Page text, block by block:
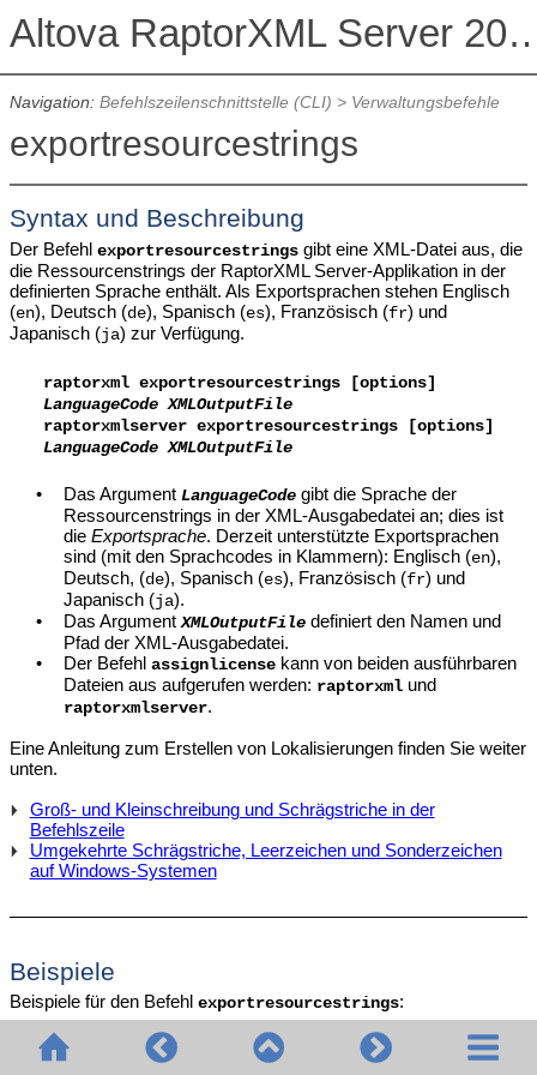
Altova
Navigation: Befehlszeilenschnittstelle (CLI) > Verwaltungsbefehle
exportresourcestrings
Syntax und Beschreibung
Der Befehl exportresourcestringsgibt eine XML-Datei aus, die
die Ressourcenstrings der RaptorXML Server-Applikation in der
definierten Sprache enthält. Als Exportsprachen stehen Englisch
(en), Deutsch (de), Spanisch (es), Französisch (fr) und
Japanisch (ja) zur Verfügung.
raptorxml exportresourcestrings [options]
LanguageCode XMLOutputFile
raptorxmlserver exportresourcestrings [options]
LanguageCode XMLOutputFile
• Das Argument LanguageCode gibt die Sprache der
Ressourcenstrings in der XML-Ausgabedatei an; dies ist
dieExportsprache. Derzeit unterstützte Exportsprachen
sind (mit den Sprachcodes in Klammern): Englisch (en),
Deutsch, (de), Spanisch (es), Französisch (fr) und
Japanisch (ja).
•
Das Argument XMLOutputFile definiert den Namen und
Pfad der XML-Ausgabedatei.
•
Der Befehlassignlicense kann von beiden ausführbaren
Dateien aus aufgerufen werden: raptorxml und
raptorxmlserver.
Eine Anleitung zum Erstellen von Lokalisierungen finden Sie weiter
unten.
Groß- und Kleinschreibung und Schrägstriche in der
Befehlszeile
Umgekehrte Schrägstriche, Leerzeichen und Sonderzeichen
auf Windows-Systemen
Beispiele
Beispiele für den Befehl exportresourcestrings:
raptorxml exportresourcestrings enc:\Strings.xml
raptorxmlserver exportresourcestrings en